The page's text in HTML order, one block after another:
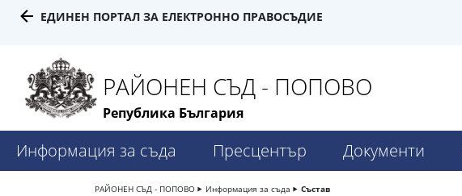
ЕДИНЕН ПОРТАЛ ЗА ЕЛЕКТРОННО ПРАВОСЪДИЕ
РАЙОНЕН СЪД - ПОПОВО
Република България
Информация за съда Пресцентър Документи
РАЙОНЕН СЪД - ПОПОВО Информация за съда Състав